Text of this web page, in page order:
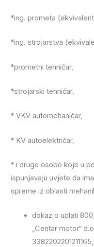
*ing. prometa
*ing. strojarstva
*prometni tehničar,
*strojarski tehničar,
* VKV automehaničar,
* KV autoelektričar,
* i druge osobe koje u
ispunjavaju uvjete da
spreme iz oblasti
dokaz o uplati
„Centar motor“